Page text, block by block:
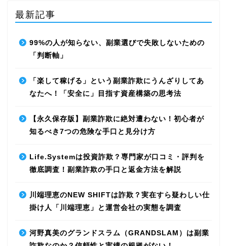
最新記事
99%の人が知らない、副業選びで失敗しないための
「判断軸」
「楽して稼げる」という副業詐欺にうんざりしてあ
なたへ！「安全に」目指す資産構築の思考法
【永久保存版】副業詐欺に絶対遭わない！初心者が
知るべき7つの危険な手口と見分け方
Life.Systemは投資詐欺？専門家が口コミ・評判を
徹底調査！副業詐欺の手口と返金方法を解説
川端理恵のNEW SHIFTは詐欺？実在すら疑わしい仕
掛け人「川端理恵」と運営会社の実態を調査
河野真美のグランドスラム（GRANDSLAM）は副業